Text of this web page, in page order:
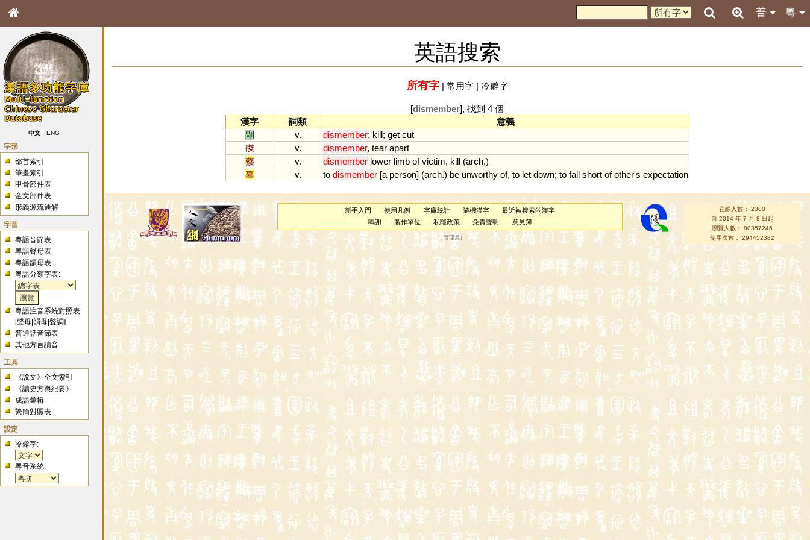
粵
普
中文 ENG
字形
部首索引
筆畫索引
甲骨部件表
金文部件表
形義源流通解
字音
粵語音節表
粵語聲母表
粵語韻母表
粵語分類字表:
粵語注音系統對照表
[聲母 |韻母 |聲調]
普通話音節表
其他方言讀音
工具
《說文》全文索引
《讀史方輿紀要》
成語彙輯
繁簡對照表
設定
冷僻字:
粵音系統:
英語搜索
所有字| 常用字| 冷僻字
[dismember], 找到 4 個
漢字
詞類
意義
剮
v. dismember; kill; get cut
磔
v. dismember, tear apart
蔡
v. dismember lower limb of victim, kill(arch.)
辜
v. to dismember[a person] (arch.) be unworthy of, to let down; to fall short of other's expectation
新手入門 使用凡例 字庫統計 隨機漢字
最近被搜索的漢字
鳴謝
製作單位 私隱政策 免責聲明 意見簿
（管理員 ）
在線人數： 2300
自 2014 年 7 月 8 日起
瀏覽人數： 80357246
使用次數： 294452382